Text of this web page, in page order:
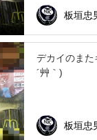
板垣忠
デカイのま
´艸｀)
板垣忠